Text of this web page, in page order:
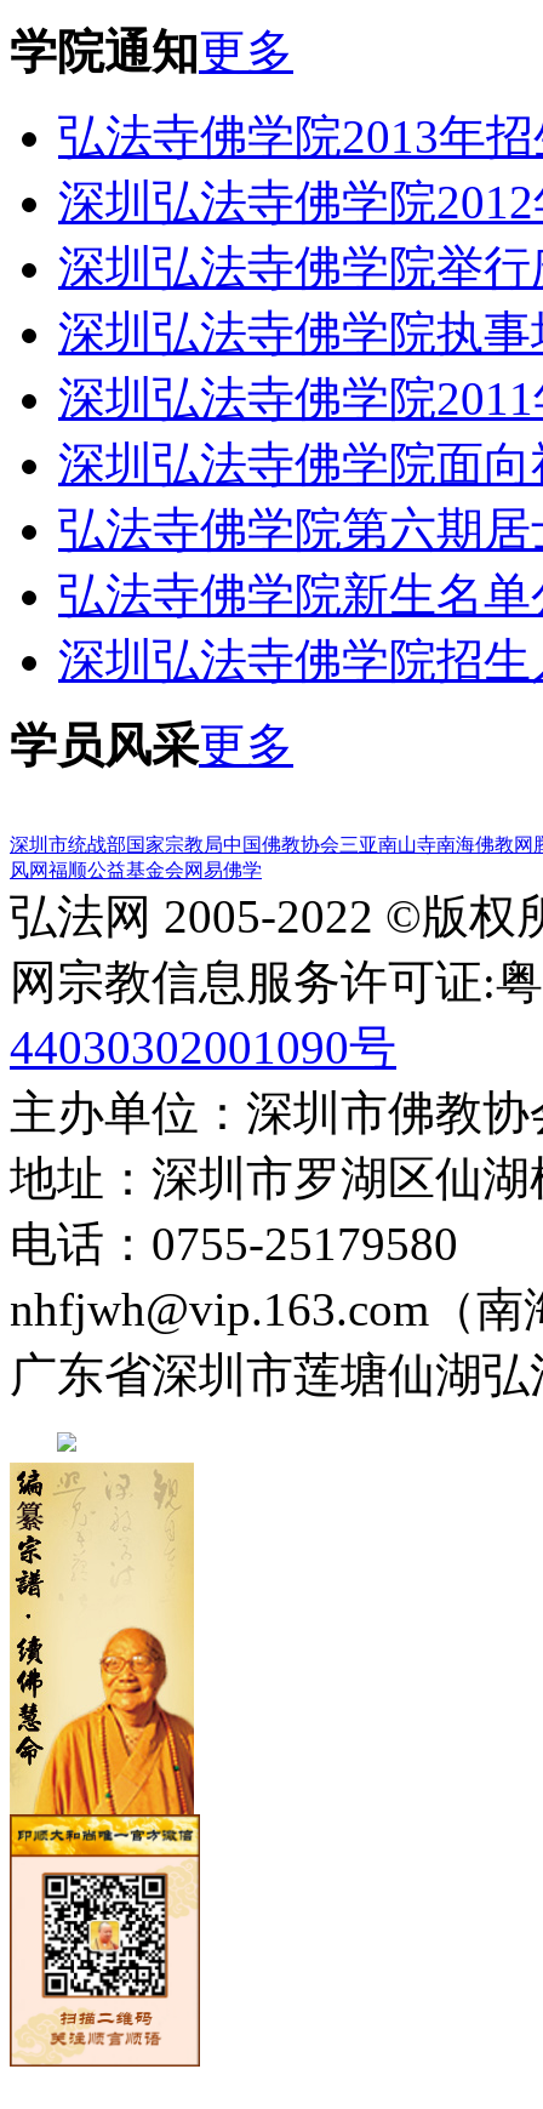
学院通知更多
弘法寺佛学院2013年
深圳弘法寺佛学院
深圳弘法寺佛学院举
深圳弘法寺佛学院执
深圳弘法寺佛学院
深圳弘法寺佛学院面
弘法寺佛学院第六期
弘法寺佛学院新生名单
深圳弘法寺佛学院招
学员风采更多
深圳市统战部国家宗教局中国佛教协会三亚南山寺南海佛教网
风网福顺公益基金会网易佛学
弘法网 2005-2022 ©版权
网宗教信息服务许可证:
44030302001090号
主办单位：深圳市佛教
地址：深圳市罗湖区仙
电话：0755-25179580
nhfjwh@vip.163.com（南
广东省深圳市莲塘仙湖弘